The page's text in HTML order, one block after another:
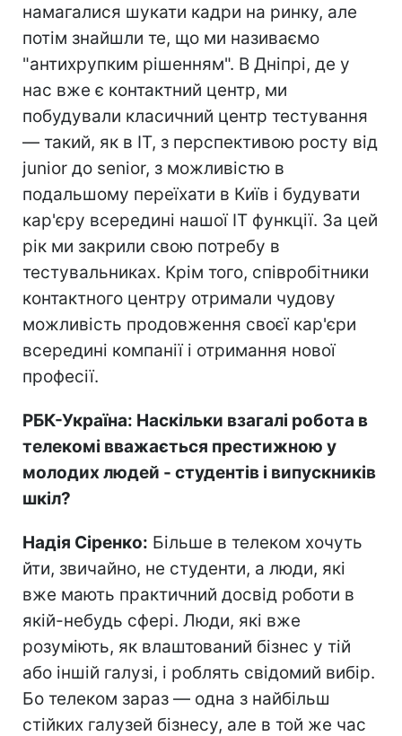
намагалися шукати кадри на ринку, але
потім знайшли те, що ми називаємо
"антихрупким рішенням". В Дніпрі, де у
нас вже є контактний центр, ми
побудували класичний центр тестування
— такий, як в ІТ, з перспективою росту від
junior до senior, з можливістю в
подальшому переїхати в Київ і будувати
кар'єру всередині нашої ІТ функції. За цей
рік ми закрили свою потребу в
тестувальниках. Крім того, співробітники
контактного центру отримали чудову
можливість продовження своєї кар'єри
всередині компанії і отримання нової
професії.
РБК-Україна: Наскільки взагалі робота в
телекомі вважається престижною у
молодих людей - студентів і випускників
шкіл?
Надія Сіренко: Більше в телеком хочуть
йти, звичайно, не студенти, а люди, які
вже мають практичний досвід роботи в
якій-небудь сфері. Люди, які вже
розуміють, як влаштований бізнес у тій
або іншій галузі, і роблять свідомий вибір.
Бо телеком зараз — одна з найбільш
стійких галузей бізнесу, але в той же час